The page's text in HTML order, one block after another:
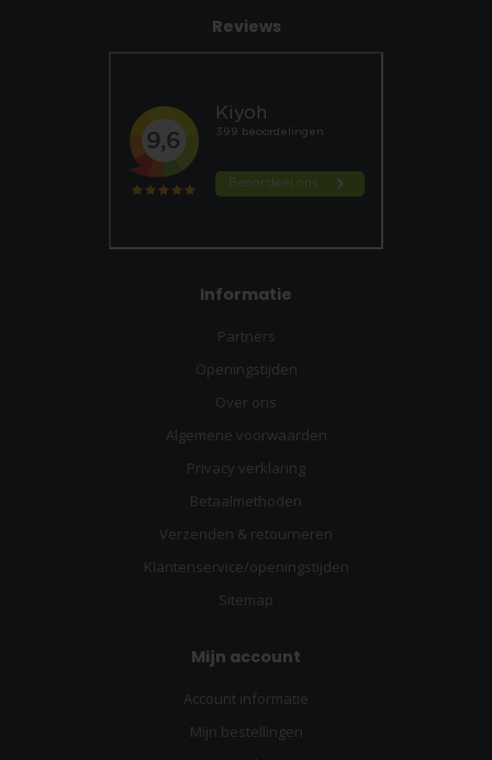
Reviews
Informatie
Partners
Openingstijden
Over ons
Algemene voorwaarden
Privacy verklaring
Betaalmethoden
Verzenden & retourneren
Klantenservice/openingstijden
Sitemap
Mijn account
Account informatie
Mijn bestellingen